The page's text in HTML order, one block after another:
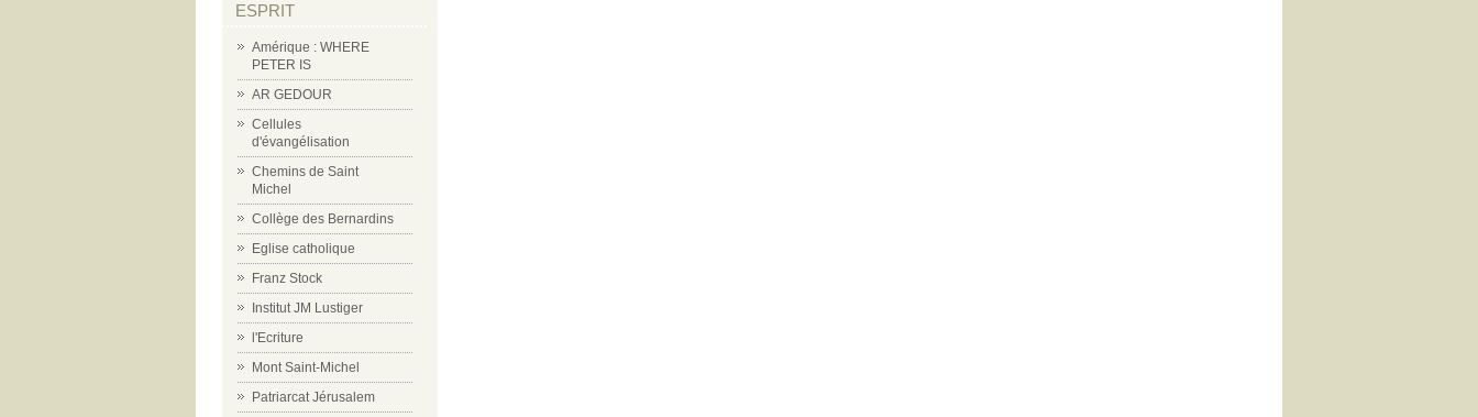
ESPRIT
Amérique : WHERE
PETER IS
AR GEDOUR
Cellules
d'évangélisation
Chemins de Saint
Michel
Collège des Bernardins
Eglise catholique
Franz Stock
Institut JM Lustiger
l'Ecriture
Mont Saint-Michel
Patriarcat Jérusalem